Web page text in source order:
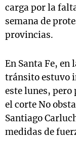
carga por la
semana de
provincias.
En Santa Fe, en
tránsito estuvo
este lunes, pero
el corte No
Santiago
medidas de